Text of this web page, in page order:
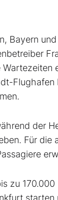
Bayern
der
Für
zu